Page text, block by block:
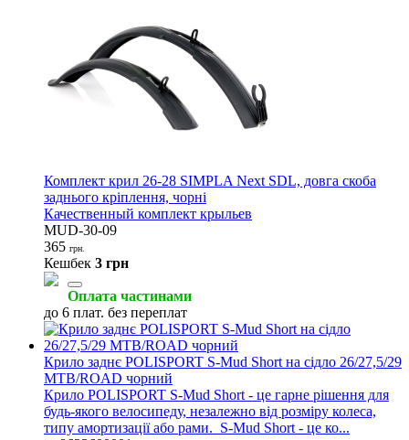
Комплект крил 26-28 SIMPLA Next SDL, довга скоба
заднього кріплення, чорні
Качественный комплект крыльев
MUD-30-09
365 грн.
Кешбек 3 грн
Оплата частинами
до 6 плат. без переплат
Крило заднє POLISPORT S-Mud Short на сідло 26/27,5/29
MTB/ROAD чорний
Крило POLISPORT S-Mud Short - це гарне рішення для
будь-якого велосипеду, незалежно від розміру колеса,
типу амортизації або рами. S-Mud Short - це ко...